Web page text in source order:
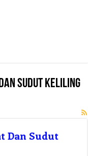
sudut keliling
Dan Sudut